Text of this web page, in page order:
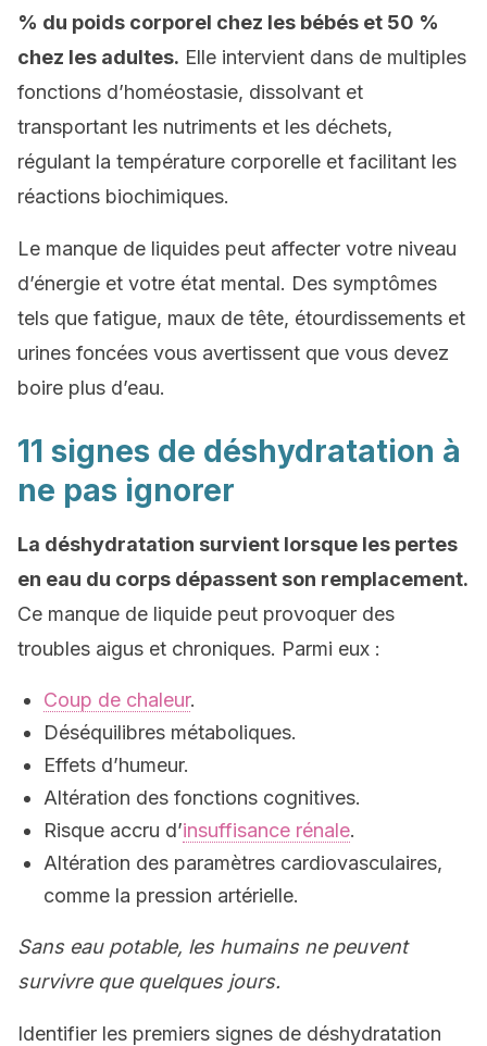
% du poids corporel chez les bébés et 50 %
chez les adultes. Elle intervient dans de multiples
fonctions d’homéostasie, dissolvant et
transportant les nutriments et les déchets,
régulant la température corporelle et facilitant les
réactions biochimiques.
Le manque de liquides peut affecter votre niveau
d’énergie et votre état mental. Des symptômes
tels que fatigue, maux de tête, étourdissements et
urines foncées vous avertissent que vous devez
boire plus d’eau.
11 signes de déshydratation à
ne pas ignorer
La déshydratation survient lorsque les pertes
en eau du corps dépassent son remplacement.
Ce manque de liquide peut provoquer des
troubles aigus et chroniques. Parmi eux :
Coup de chaleur.
Déséquilibres métaboliques.
Effets d’humeur.
Altération des fonctions cognitives.
Risque accru d’insuffisance rénale.
Altération des paramètres cardiovasculaires,
comme la pression artérielle.
Sans eau potable, les humains ne peuvent
survivre que quelques jours.
Identifier les premiers signes de déshydratation